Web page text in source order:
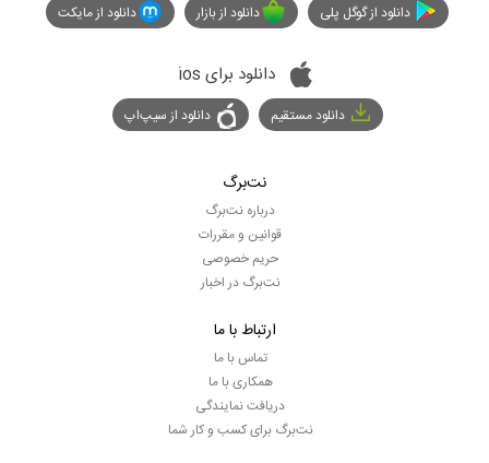
دانلود از گوگل پلی دانلود از بازار دانلود از مایکت
دانلود برای ios
دانلود مستقیم دانلود از سیپ‌اپ
نت‌برگ
درباره نت‌برگ
قوانین و مقررات
حریم خصوصی
نت‌برگ در اخبار
ارتباط با ما
تماس با ما
همکاری با ما
دریافت نمایندگی
نت‌برگ برای کسب و کار شما